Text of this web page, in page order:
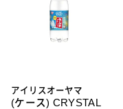
アイリスオーヤマ
(ケース) CRYSTAL